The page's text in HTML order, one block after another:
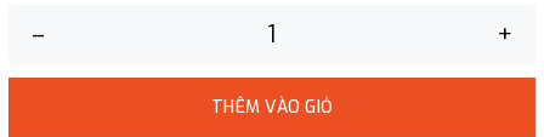
– +
THÊM VÀO GIỎ